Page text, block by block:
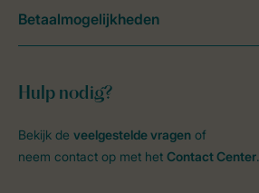
Hulp nodig?
Bekijk de veelgestelde vragen of
neem contact op met het Contact Center.
Betaalmogelijkheden